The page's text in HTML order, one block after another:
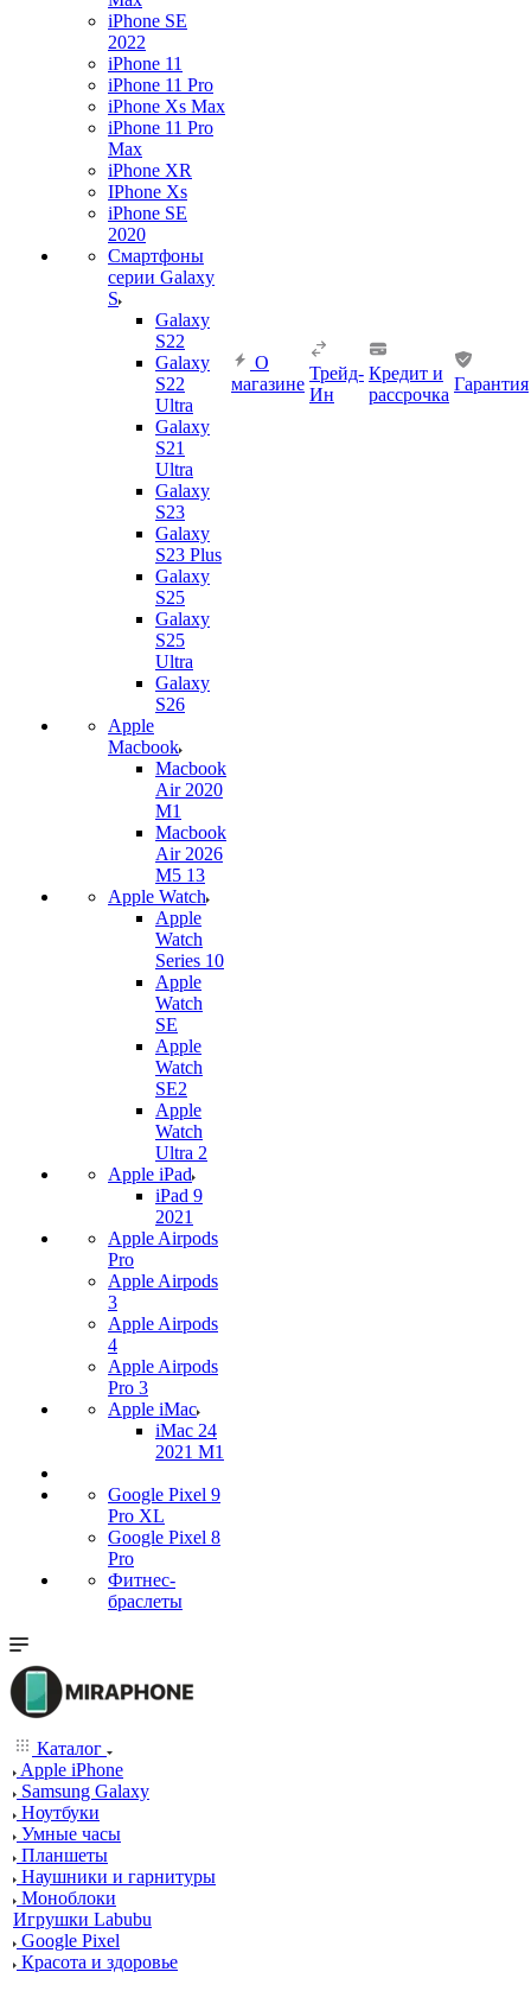
iPhone SE
2022
iPhone 11
iPhone 11 Pro
iPhone Xs Max
iPhone 11 Pro
Max
iPhone XR
IPhone Xs
iPhone SE
2020
Смартфоны
серии Galaxy
S
Galaxy
S22
Galaxy
S22
Ultra
Galaxy
S21
Ultra
Galaxy
S23
Galaxy
S23 Plus
Galaxy
S25
Galaxy
S25
Ultra
Galaxy
S26
Apple
Macbook
Macbook
Air 2020
M1
Macbook
Air 2026
M5 13
Apple Watch
Apple
Watch
Series 10
Apple
Watch
SE
Apple
Watch
SE2
Apple
Watch
Ultra 2
Apple iPad
iPad 9
2021
Apple Airpods
Pro
Apple Airpods
3
Apple Airpods
4
Apple Airpods
Pro 3
Apple iMac
iMac 24
2021 M1
Google Pixel 9
Pro XL
Google Pixel 8
Pro
Фитнес-
браслеты
О
магазине
Трейд-
Ин
Кредит и
рассрочка
Гарантия
Каталог
Apple iPhone
Samsung Galaxy
Ноутбуки
Умные часы
Планшеты
Наушники и гарнитуры
Моноблоки
Игрушки Labubu
Google Pixel
Красота и здоровье